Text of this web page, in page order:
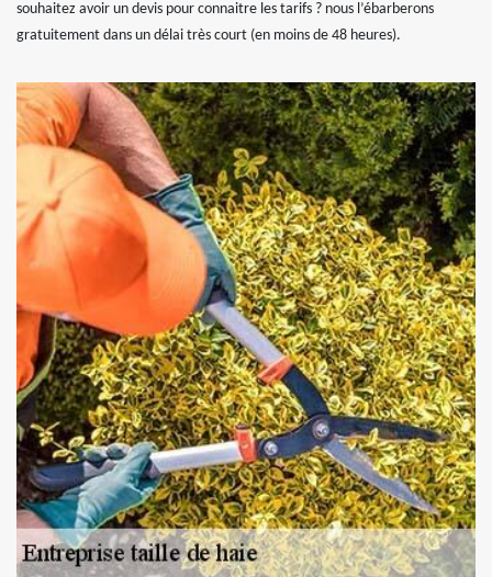
souhaitez avoir un devis pour connaitre les tarifs ? nous l’ébarberons
gratuitement dans un délai très court (en moins de 48 heures).